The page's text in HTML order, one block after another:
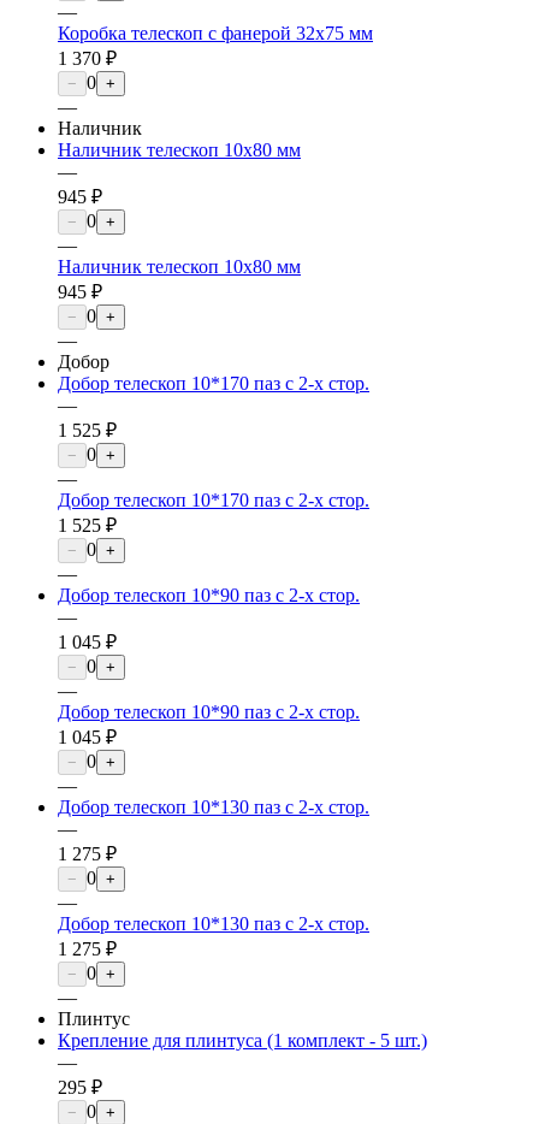
—
Коробка телескоп с фанерой 32х75 мм
1 370 ₽
− 0 +
—
Наличник
Наличник телескоп 10х80 мм
—
945 ₽
− 0 +
—
Наличник телескоп 10х80 мм
945 ₽
− 0 +
—
Добор
Добор телескоп 10*170 паз с 2-х стор.
—
1 525 ₽
− 0 +
—
Добор телескоп 10*170 паз с 2-х стор.
1 525 ₽
− 0 +
—
Добор телескоп 10*90 паз с 2-х стор.
—
1 045 ₽
− 0 +
—
Добор телескоп 10*90 паз с 2-х стор.
1 045 ₽
− 0 +
—
Добор телескоп 10*130 паз с 2-х стор.
—
1 275 ₽
− 0 +
—
Добор телескоп 10*130 паз с 2-х стор.
1 275 ₽
− 0 +
—
Плинтус
Крепление для плинтуса (1 комплект - 5 шт.)
—
295 ₽
− 0 +